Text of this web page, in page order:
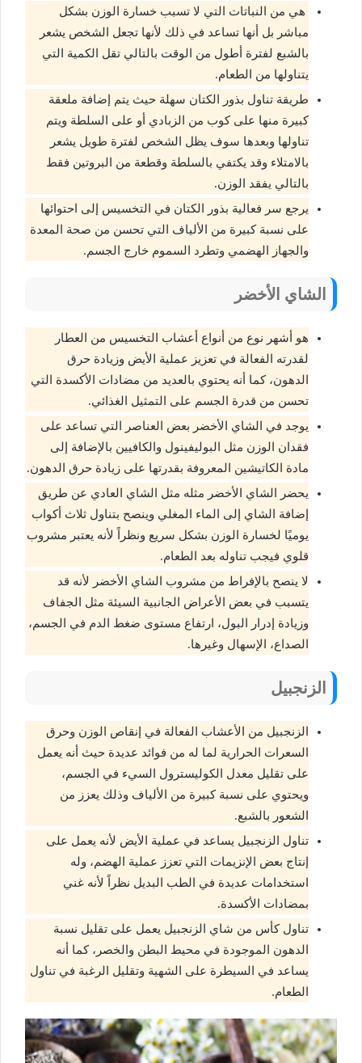
هي من النباتات التي لا تسبب خسارة الوزن بشكل
مباشر بل أنها تساعد في ذلك لأنها تجعل الشخص يشعر
بالشبع لفترة أطول من الوقت بالتالي تقل الكمية التي
يتناولها من الطعام.
طريقة تناول بذور الكتان سهلة حيث يتم إضافة ملعقة
كبيرة منها على كوب من الزبادي أو على السلطة ويتم
تناولها وبعدها سوف يظل الشخص لفترة طويل يشعر
بالامتلاء وقد يكتفي بالسلطة وقطعة من البروتين فقط
بالتالي يفقد الوزن.
يرجع سر فعالية بذور الكتان في التخسيس إلى احتوائها
على نسبة كبيرة من الألياف التي تحسن من صحة المعدة
والجهاز الهضمي وتطرد السموم خارج الجسم.
الشاي الأخضر
هو أشهر نوع من أنواع أعشاب التخسيس من العطار
لقدرته الفعالة في تعزيز عملية الأيض وزيادة حرق
الدهون، كما أنه يحتوي بالعديد من مضادات الأكسدة التي
تحسن من قدرة الجسم على التمثيل الغذائي.
يوجد في الشاي الأخضر بعض العناصر التي تساعد على
فقدان الوزن مثل البوليفينول والكافيين بالإضافة إلى
مادة الكاتيشين المعروفة بقدرتها على زيادة حرق الدهون.
يحضر الشاي الأخضر مثله مثل الشاي العادي عن طريق
إضافة الشاي إلى الماء المغلي وينصح بتناول ثلاث أكواب
يوميًا لخسارة الوزن بشكل سريع ونظراً لأنه يعتبر مشروب
قلوي فيجب تناوله بعد الطعام.
لا ينصح بالإفراط من مشروب الشاي الأخضر لأنه قد
يتسبب في بعض الأعراض الجانبية السيئة مثل الجفاف
وزيادة إدرار البول، ارتفاع مستوى ضغط الدم في الجسم،
الصداع، الإسهال وغيرها.
الزنجبيل
الزنجبيل من الأعشاب الفعالة في إنقاص الوزن وحرق
السعرات الحرارية لما له من فوائد عديدة حيث أنه يعمل
على تقليل معدل الكوليسترول السيء في الجسم،
ويحتوي على نسبة كبيرة من الألياف وذلك يعزز من
الشعور بالشبع.
تناول الزنجبيل يساعد في عملية الأيض لأنه يعمل على
إنتاج بعض الإنزيمات التي تعزز عملية الهضم، وله
استخدامات عديدة في الطب البديل نظراً لأنه غني
بمضادات الأكسدة.
تناول كأس من شاي الزنجبيل يعمل على تقليل نسبة
الدهون الموجودة في محيط البطن والخصر، كما أنه
يساعد في السيطرة على الشهية وتقليل الرغبة في تناول
الطعام.